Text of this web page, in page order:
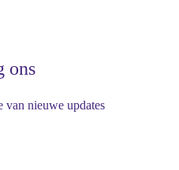
ons
van nieuwe updates